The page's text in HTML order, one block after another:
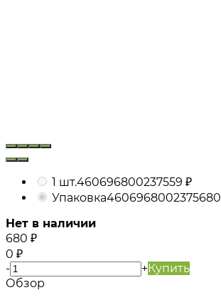
1 шт.460696800237559 ₽
Упаковка4606968002375680
Нет в наличии
680 ₽
0 ₽
-
+Купить
Обзор